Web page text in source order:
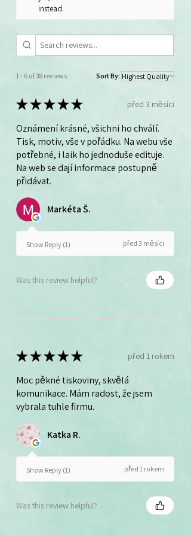
instead.
1 - 6 of 38 reviews Sort By:
★★★★★ před 3 měsíci
Oznámení krásné, všichni ho chválí.
Tisk, motiv, vše v pořádku. Na webu vše
potřebné, i laik ho jednoduše edituje.
Na web se dají informace postupně
přidávat.
Markéta Š.
Show Reply (1) před 3 měsíci
Was this review helpful?
★★★★★ před 1 rokem
Moc pěkné tiskoviny, skvělá
komunikace. Mám radost, že jsem
vybrala tuhle firmu.
Katka R.
Show Reply (1) před 1 rokem
Was this review helpful?